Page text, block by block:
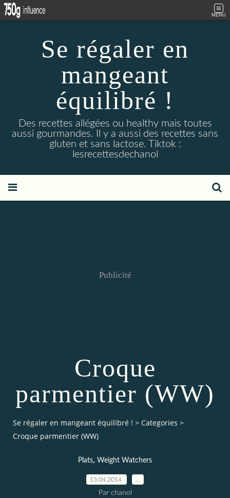
MENU
Se régaler en
mangeant
équilibré !
Des recettes allégées ou healthy mais toutes
aussi gourmandes. Il y a aussi des recettes sans
gluten et sans lactose. Tiktok :
lesrecettesdechanol
Publicité
Croque
parmentier (WW)
Se régaler en mangeant équilibré ! > Categories >
Croque parmentier (WW)
Plats, Weight Watchers
13.04.2014
Par chanol